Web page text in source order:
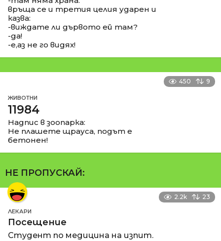
връща се и третия целия ударен и
казва:
-виждате ли дървото ей там?
-да!
-е,аз не го видях!
450 9
ЖИВОТНИ
11984
Надпис в зоопарка:
Не плашете щрауса, подът е
бетонен!
НЕ ПРОПУСКАЙ:
2.2k 23
ЛЕКАРИ
Посещение
Студент по медицина на изпит.